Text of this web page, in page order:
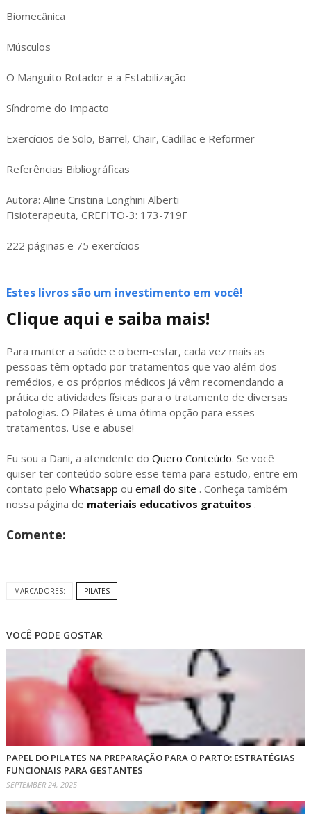
Biomecânica
Músculos
O Manguito Rotador e a Estabilização
Síndrome do Impacto
Exercícios de Solo, Barrel, Chair, Cadillac e Reformer
Referências Bibliográficas
Autora: Aline Cristina Longhini Alberti
Fisioterapeuta, CREFITO-3: 173-719F
222 páginas e 75 exercícios
Estes livros são um investimento em você!
Clique aqui e saiba mais!
Para manter a saúde e o bem-estar, cada vez mais as
pessoas têm optado por tratamentos que vão além dos
remédios, e os próprios médicos já vêm recomendando a
prática de atividades físicas para o tratamento de diversas
patologias. O Pilates é uma ótima opção para esses
tratamentos. Use e abuse!
Eu sou a Dani, a atendente do Quero Conteúdo. Se você
quiser ter conteúdo sobre esse tema para estudo, entre em
contato pelo Whatsapp ou email do site . Conheça também
nossa página de materiais educativos gratuitos .
Comente:
MARCADORES: PILATES
VOCÊ PODE GOSTAR
PAPEL DO PILATES NA PREPARAÇÃO PARA O PARTO: ESTRATÉGIAS
FUNCIONAIS PARA GESTANTES
SEPTEMBER 24, 2025